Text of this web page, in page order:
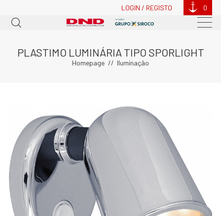
LOGIN / REGISTO 0
PLASTIMO LUMINÁRIA TIPO SPORLIGHT
Homepage Iluminação